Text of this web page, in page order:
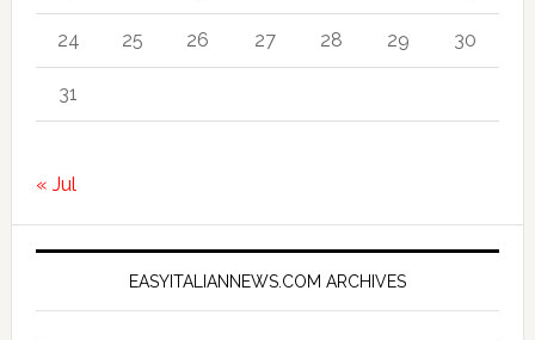
24 25 26 27 28 29 30
31
« Jul
EASYITALIANNEWS.COM ARCHIVES